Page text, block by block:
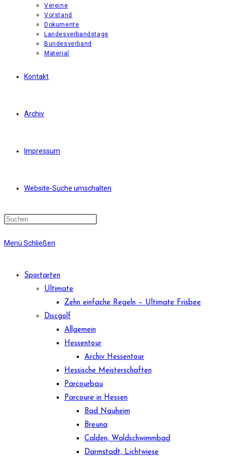
Vereine
Vorstand
Dokumente
Landesverbandstage
Bundesverband
Material
Kontakt
Archiv
Impressum
Website-Suche umschalten
Menü Schließen
Sportarten
Ultimate
Zehn einfache Regeln – Ultimate Frisbee
Discgolf
Allgemein
Hessentour
Archiv Hessentour
Hessische Meisterschaften
Parcourbau
Parcoure in Hessen
Bad Nauheim
Breuna
Calden, Waldschwimmbad
Darmstadt, Lichtwiese